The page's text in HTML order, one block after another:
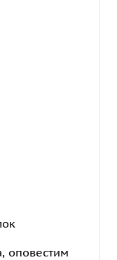
оповестим